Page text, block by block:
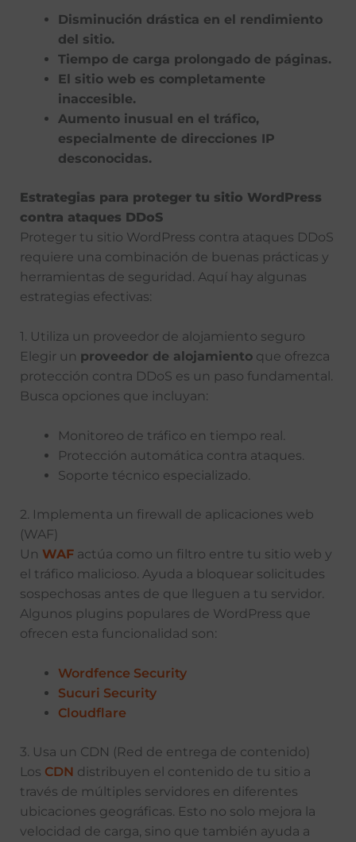
Disminución drástica en el rendimiento
del sitio.
Tiempo de carga prolongado de páginas.
El sitio web es completamente
inaccesible.
Aumento inusual en el tráfico,
especialmente de direcciones IP
desconocidas.
Estrategias para proteger tu sitio WordPress
contra ataques DDoS
Proteger tu sitio WordPress contra ataques DDoS
requiere una combinación de buenas prácticas y
herramientas de seguridad. Aquí hay algunas
estrategias efectivas:
1. Utiliza un proveedor de alojamiento seguro
Elegir un proveedor de alojamientoque ofrezca
protección contra DDoS es un paso fundamental.
Busca opciones que incluyan:
Monitoreo de tráfico en tiempo real.
Protección automática contra ataques.
Soporte técnico especializado.
2. Implementa un firewall de aplicaciones web
(WAF)
Un WAF actúa como un filtro entre tu sitio web y
el tráfico malicioso. Ayuda a bloquear solicitudes
sospechosas antes de que lleguen a tu servidor.
Algunos plugins populares de WordPress que
ofrecen esta funcionalidad son:
Wordfence Security
Sucuri Security
Cloudflare
3. Usa un CDN (Red de entrega de contenido)
Los CDN distribuyen el contenido de tu sitio a
través de múltiples servidores en diferentes
ubicaciones geográficas. Esto no solo mejora la
velocidad de carga, sino que también ayuda a